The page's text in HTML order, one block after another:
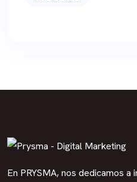
En PRYSMA, nos dedicamos